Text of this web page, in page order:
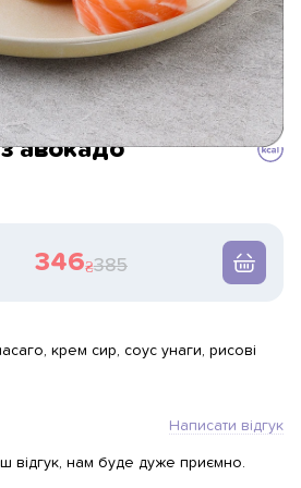
авокадо
346 385
крем сир, соус унаги, рисові
Написати відгук
відгук, нам буде дуже приємно.